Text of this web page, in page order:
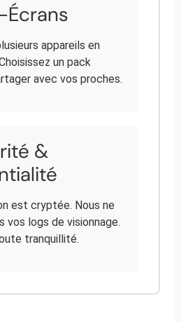
appareils en
un pack
avec vos proches.
&
est cryptée. Nous ne
vos logs de visionnage.
tranquillité.